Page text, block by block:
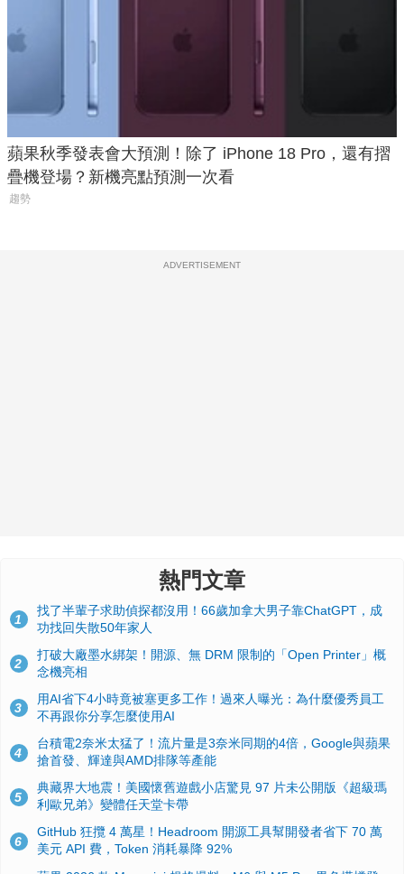
蘋果秋季發表會大預測！除了 iPhone 18 Pro，還有摺
疊機登場？新機亮點預測一次看
趨勢
ADVERTISEMENT
熱門文章
1
找了半輩子求助偵探都沒用！66歲加拿大男子靠ChatGPT，成
功找回失散50年家人
2
打破大廠墨水綁架！開源、無 DRM 限制的「Open Printer」概
念機亮相
3
用AI省下4小時竟被塞更多工作！過來人曝光：為什麼優秀員工
不再跟你分享怎麼使用AI
4
台積電2奈米太猛了！流片量是3奈米同期的4倍，Google與蘋果
搶首發、輝達與AMD排隊等產能
5
典藏界大地震！美國懷舊遊戲小店驚見 97 片未公開版《超級瑪
利歐兄弟》變體任天堂卡帶
6
GitHub 狂攬 4 萬星！Headroom 開源工具幫開發者省下 70 萬
美元 API 費，Token 消耗暴降 92%